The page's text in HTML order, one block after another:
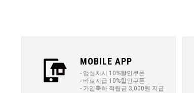
MOBILE APP
- 앱설치시 10%할인쿠폰
- 바로지급 10%할인쿠폰
- 가입축하 적립금 3,000원 지급